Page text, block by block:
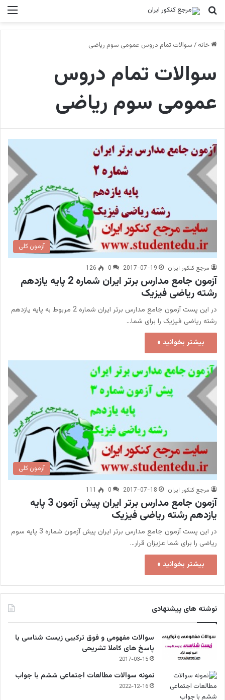
جستجو برای
خانه / سوالات تمام دروس عمومی سوم ریاضی
سوالات تمام دروس
عمومی سوم ریاضی
آزمون کلی
مرجع کنکور ایران 2017-07-19
0
126
آزمون جامع مدارس برتر ایران شماره 2 پایه یازدهم
رشته ریاضی فیزیک
در این پست آزمون جامع مدارس برتر ایران شماره 2 مربوط به پایه یازدهم
رشته ریاضی فیزیک را برای شما…
بیشتر بخوانید »
آزمون کلی
مرجع کنکور ایران 2017-07-18
0
111
آزمون جامع مدارس برتر ایران پیش آزمون 3 پایه
یازدهم رشته ریاضی فیزیک
در این پست آزمون جامع مدارس برتر ایران پیش آزمون شماره 3 پایه سوم
ریاضی را برای شما عزیزان قرار…
بیشتر بخوانید »
نوشته های پیشنهادی
سوالات مفهومی و فوق ترکیبی زیست شناسی با
پاسخ های کاملا تشریحی
2017-03-15
نمونه سوالات مطالعات اجتماعی ششم با جواب
2022-12-16